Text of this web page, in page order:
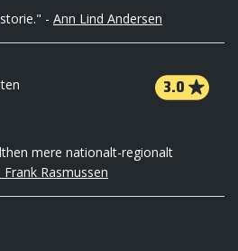
- Ann Lind Andersen
3.0
mere nationalt-regionalt
Frank Rasmussen